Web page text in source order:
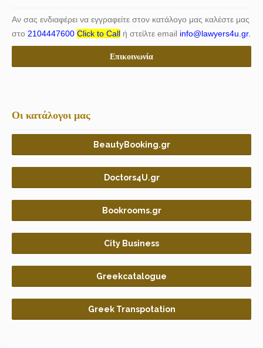
Αν σας ενδιαφέρει να εγγραφείτε στον κατάλογο μας καλέστε μας
στο 2104447600 Click to Call ή στείλτε email info@lawyers4u.gr.
Επικοινωνία
Οι κατάλογοι μας
BeautyBooking.gr
Doctors4U.gr
Bookrooms.gr
City Business
Greekcatalogue
Greek Transpotation